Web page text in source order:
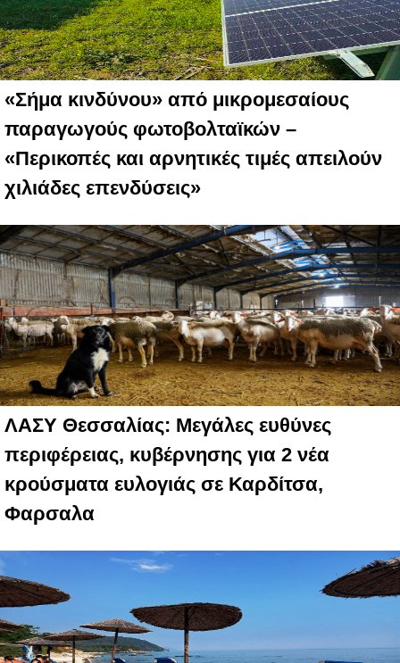
«Σήμα κινδύνου» από μικρομεσαίους
παραγωγούς φωτοβολταϊκών –
«Περικοπές και αρνητικές τιμές απειλούν
χιλιάδες επενδύσεις»
ΛΑΣΥ Θεσσαλίας: Μεγάλες ευθύνες
περιφέρειας, κυβέρνησης για 2 νέα
κρούσματα ευλογιάς σε Καρδίτσα,
Φαρσαλα